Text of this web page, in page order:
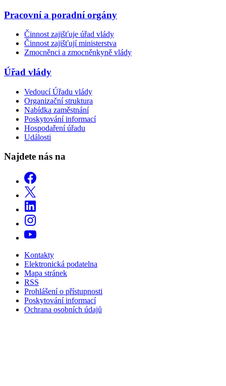
Pracovní a poradní orgány
Činnost zajišťuje úřad vlády
Činnost zajišťují ministerstva
Zmocněnci a zmocněnkyně vlády
Úřad vlády
Vedoucí Úřadu vlády
Organizační struktura
Nabídka zaměstnání
Poskytování informací
Hospodaření úřadu
Události
Najdete nás na
Kontakty
Elektronická podatelna
Mapa stránek
RSS
Prohlášení o přístupnosti
Poskytování informací
Ochrana osobních údajů